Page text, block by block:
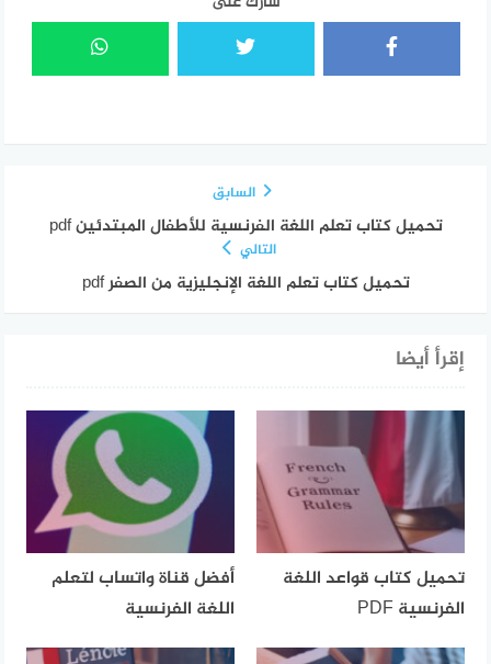
السابق
تحميل كتاب تعلم اللغة الفرنسية للأطفال المبتدئين pdf
التالي
تحميل كتاب تعلم اللغة الإنجليزية من الصفر pdf
إقرأ أيضا
تحميل كتاب قواعد اللغة
الفرنسية PDF
أفضل قناة واتساب لتعلم
اللغة الفرنسية